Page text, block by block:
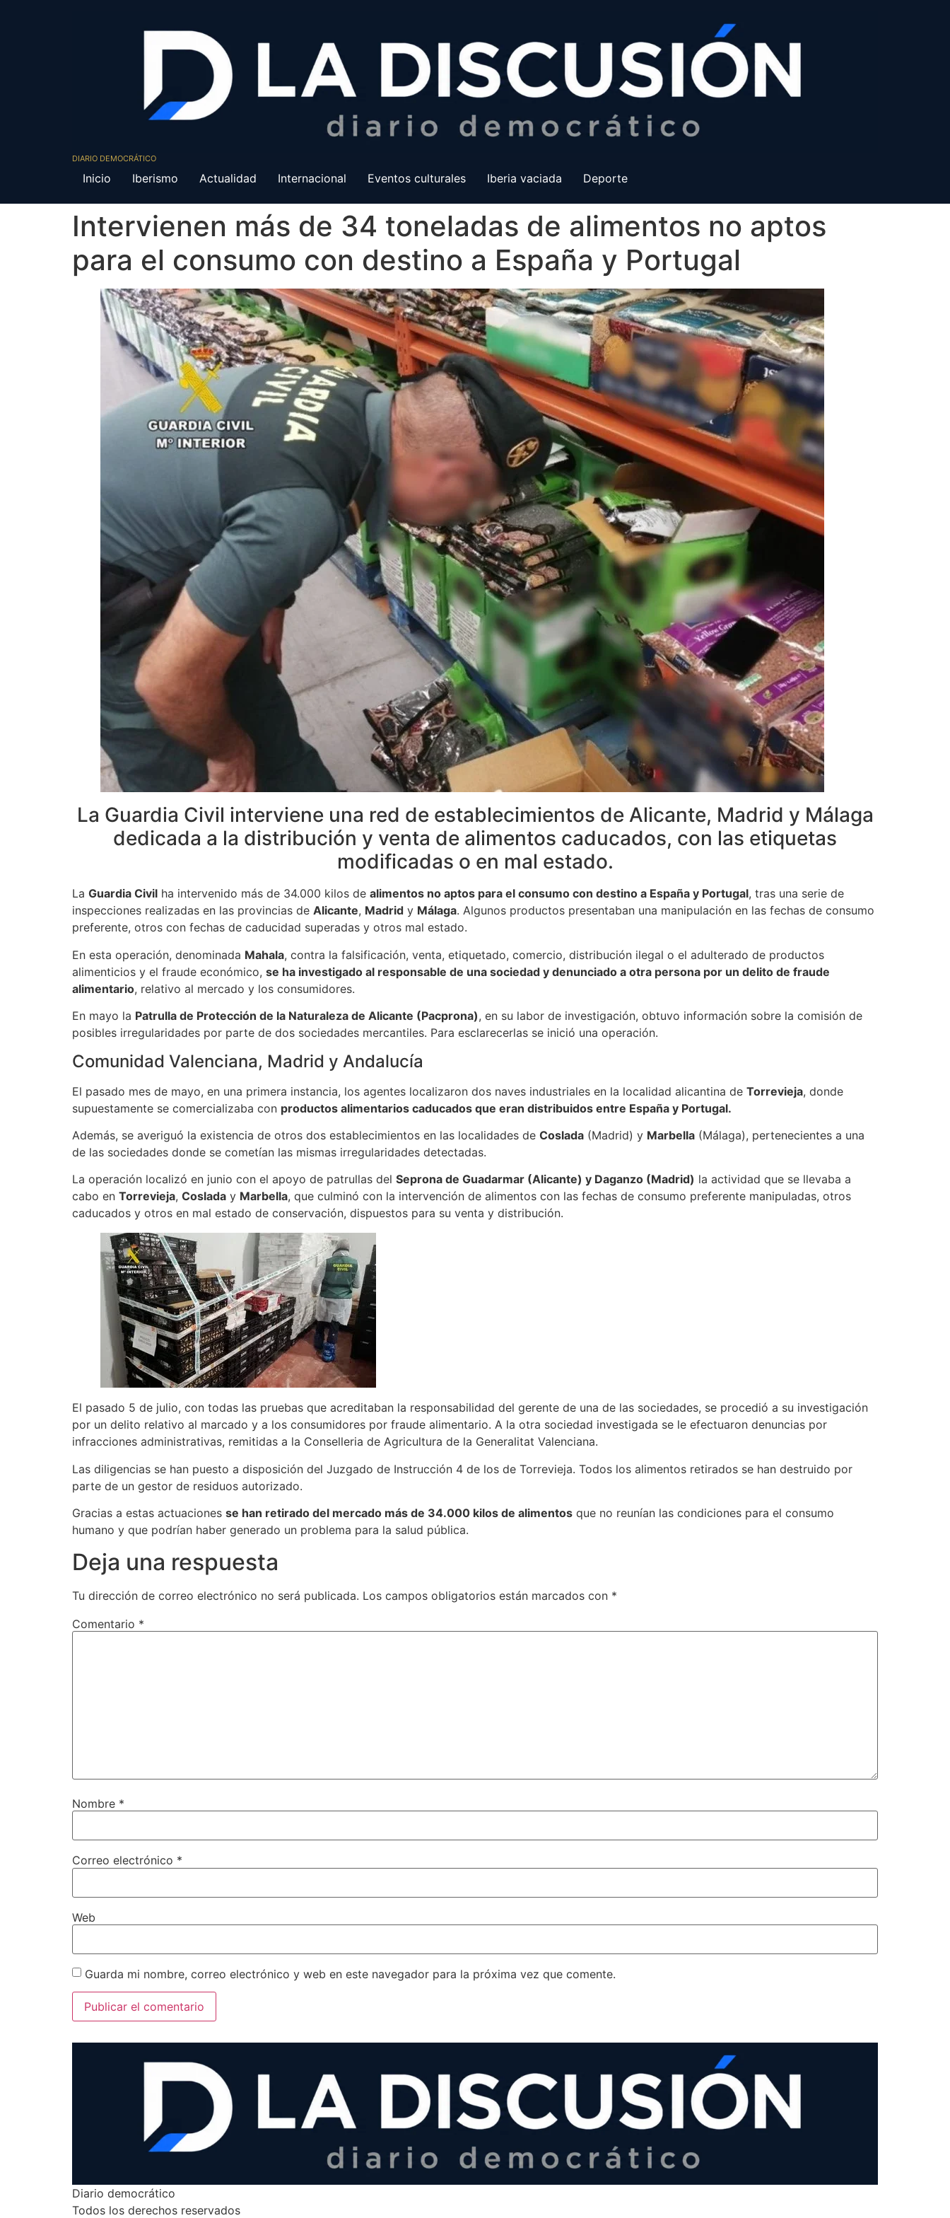
DIARIO DEMOCRÁTICO
Inicio Iberismo Actualidad Internacional Eventos culturales Iberia vaciada Deporte
Intervienen más de 34 toneladas de alimentos no aptos
para el consumo con destino a España y Portugal
La Guardia Civil interviene una red de establecimientos de Alicante, Madrid y Málaga
dedicada a la distribución y venta de alimentos caducados, con las etiquetas
modificadas o en mal estado.
La Guardia Civil ha intervenido más de 34.000 kilos de alimentos no aptos para el consumo con destino a España y Portugal, tras una serie de
inspecciones realizadas en las provincias de Alicante, Madrid y Málaga. Algunos productos presentaban una manipulación en las fechas de consumo
preferente, otros con fechas de caducidad superadas y otros mal estado.
En esta operación, denominada Mahala, contra la falsificación, venta, etiquetado, comercio, distribución ilegal o el adulterado de productos
alimenticios y el fraude económico, se ha investigado al responsable de una sociedad y denunciado a otra persona por un delito de fraude
alimentario, relativo al mercado y los consumidores.
En mayo la Patrulla de Protección de la Naturaleza de Alicante (Pacprona), en su labor de investigación, obtuvo información sobre la comisión de
posibles irregularidades por parte de dos sociedades mercantiles. Para esclarecerlas se inició una operación.
Comunidad Valenciana, Madrid y Andalucía
El pasado mes de mayo, en una primera instancia, los agentes localizaron dos naves industriales en la localidad alicantina de Torrevieja, donde
supuestamente se comercializaba con productos alimentarios caducados que eran distribuidos entre España y Portugal.
Además, se averiguó la existencia de otros dos establecimientos en las localidades de Coslada (Madrid) y Marbella (Málaga), pertenecientes a una
de las sociedades donde se cometían las mismas irregularidades detectadas.
La operación localizó en junio con el apoyo de patrullas del Seprona de Guadarmar (Alicante) y Daganzo (Madrid) la actividad que se llevaba a
cabo en Torrevieja, Coslada y Marbella, que culminó con la intervención de alimentos con las fechas de consumo preferente manipuladas, otros
caducados y otros en mal estado de conservación, dispuestos para su venta y distribución.
El pasado 5 de julio, con todas las pruebas que acreditaban la responsabilidad del gerente de una de las sociedades, se procedió a su investigación
por un delito relativo al marcado y a los consumidores por fraude alimentario. A la otra sociedad investigada se le efectuaron denuncias por
infracciones administrativas, remitidas a la Conselleria de Agricultura de la Generalitat Valenciana.
Las diligencias se han puesto a disposición del Juzgado de Instrucción 4 de los de Torrevieja. Todos los alimentos retirados se han destruido por
parte de un gestor de residuos autorizado.
Gracias a estas actuaciones se han retirado del mercado más de 34.000 kilos de alimentos que no reunían las condiciones para el consumo
humano y que podrían haber generado un problema para la salud pública.
Deja una respuesta
Tu dirección de correo electrónico no será publicada. Los campos obligatorios están marcados con *
Comentario *
Nombre *
Correo electrónico *
Web
Guarda mi nombre, correo electrónico y web en este navegador para la próxima vez que comente.
Diario democrático
Todos los derechos reservados